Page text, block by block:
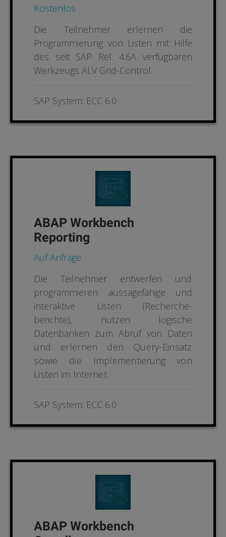
Kostenlos
Die Teilnehmer erlernen die
Programmierung von Listen mit Hilfe
des seit SAP Rel. 4.6A verfügbaren
Werkzeugs ALV Grid-Control.
SAP System: ECC 6.0
ABAP Workbench
Reporting
Auf Anfrage
DieTeilnehmer entwerfen und
programmieren aussagefähige und
interaktive Listen (Recherche-
berichte), nutzen logische
Datenbanken zum Abruf von Daten
und erlernen den Query-Einsatz
sowie die Implementierung von
Listen im Internet.
SAP System: ECC 6.0
ABAP Workbench